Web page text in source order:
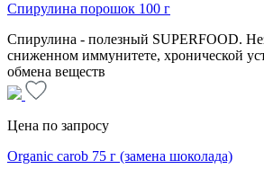
Спирулина порошок 100 г
Спирулина - полезный SUPERFOOD.
сниженном иммунитете, хронической
обмена веществ
Цена по запросу
Organic carob 75 г (замена шоколада)